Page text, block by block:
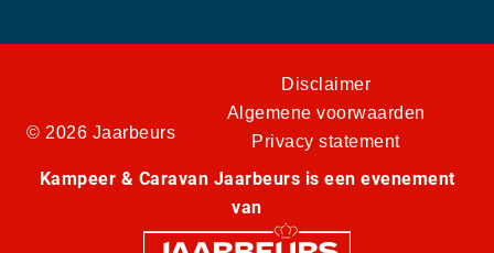
© 2026 Jaarbeurs
Disclaimer
Algemene voorwaarden
Privacy statement
Kampeer & Caravan Jaarbeurs is een evenement
van